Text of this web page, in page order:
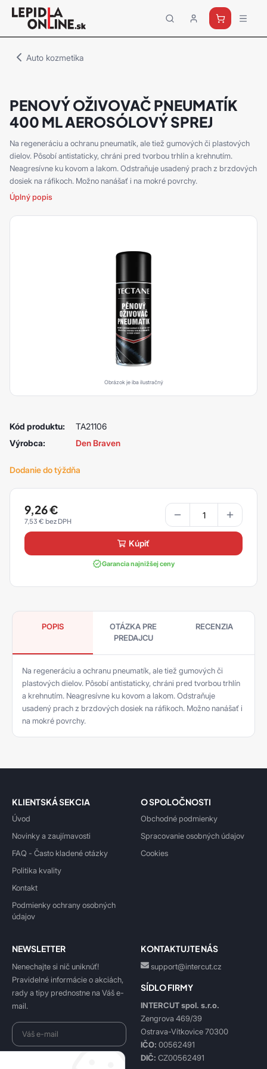
Priemyselné
lepidlá
Auto kozmetika
PENOVÝ OŽIVOVAČ PNEUMATÍK
400 ML AEROSÓLOVÝ SPREJ
Na regeneráciu a ochranu pneumatík, ale tiež gumových či plastových
dielov. Pôsobí antistaticky, chráni pred tvorbou trhlín a krehnutím.
Neagresívne ku kovom a lakom. Odstraňuje usadený prach z brzdových
dosiek na ráfikoch. Možno nanášať i na mokré povrchy.
Úplný popis
Obrázok je iba ilustračný
Kód produktu:
TA21106
Výrobca:
Den Braven
Dodanie do týždňa
9,26€
7,53 €
kúpiť
Garancia najnižšej ceny
POPIS
OTÁZKA PRE
PREDAJCU
RECENZIA
Na regeneráciu a ochranu pneumatík, ale tiež gumových či
plastových dielov. Pôsobí antistaticky, chráni pred tvorbou trhlín
a krehnutím. Neagresívne ku kovom a lakom. Odstraňuje
usadený prach z brzdových dosiek na ráfikoch. Možno nanášať i
na mokré povrchy.
KLIENTSKÁ SEKCIA
Úvod
Novinky a zaujímavosti
FAQ - Často kladené otázky
Politika kvality
Kontakt
Podmienky ochrany osobných
údajov
O SPOLOČNOSTI
Obchodné podmienky
Spracovanie osobných údajov
Cookies
NEWSLETTER
Nenechajte si nič uniknúť!
Pravidelné informácie o akciách,
rady a tipy prednostne na Váš e-
mail.
KONTAKTUJTE NÁS
support@intercut.cz
SÍDLO FIRMY
INTERCUT spol. s.r.o.
Zengrova 469/39
Ostrava-Vítkovice 70300
IČO: 00562491
DIČ: CZ00562491